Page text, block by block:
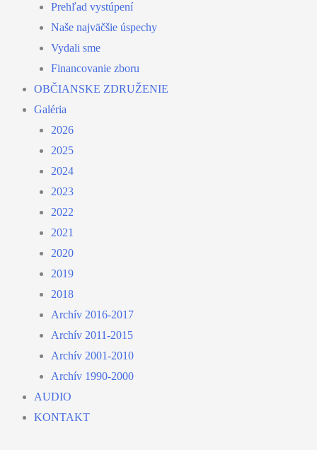
Prehľad vystúpení
Naše najväčšie úspechy
Vydali sme
Financovanie zboru
OBČIANSKE ZDRUŽENIE
Galéria
2026
2025
2024
2023
2022
2021
2020
2019
2018
Archív 2016-2017
Archív 2011-2015
Archív 2001-2010
Archív 1990-2000
AUDIO
KONTAKT